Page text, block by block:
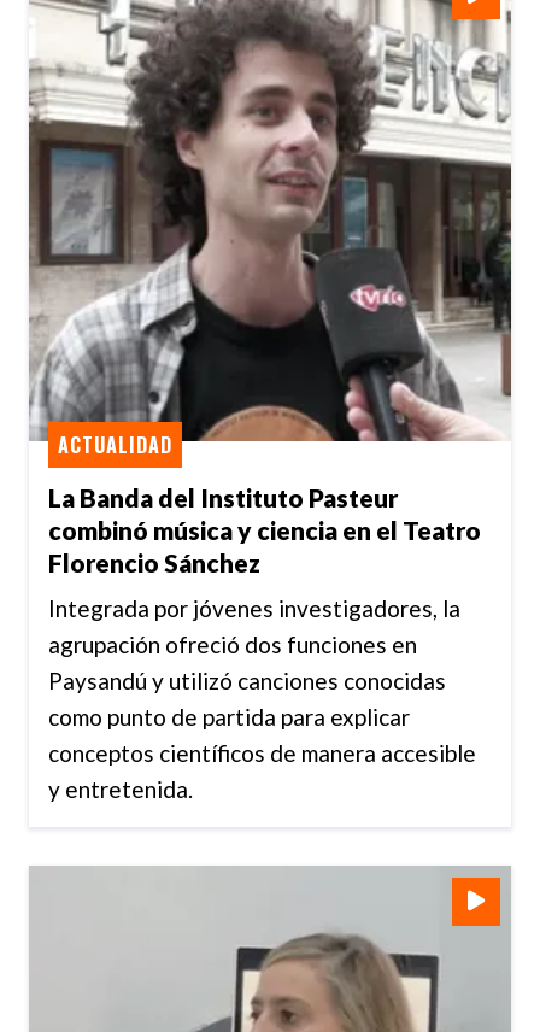
La Banda del Instituto Pasteur
combinó música y ciencia en el Teatro
Florencio Sánchez
ACTUALIDAD
Integrada por jóvenes investigadores, la
agrupación ofreció dos funciones en
Paysandú y utilizó canciones conocidas
como punto de partida para explicar
conceptos científicos de manera accesible
y entretenida.